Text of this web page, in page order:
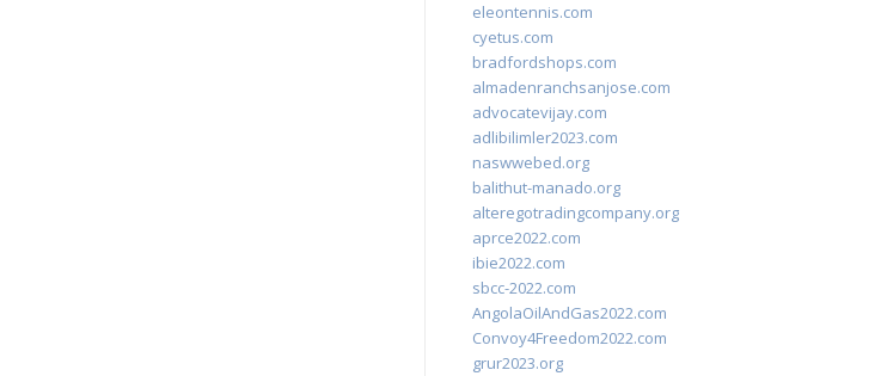
eleontennis.com
cyetus.com
bradfordshops.com
almadenranchsanjose.com
advocatevijay.com
adlibilimler2023.com
naswwebed.org
balithut-manado.org
alteregotradingcompany.org
aprce2022.com
ibie2022.com
sbcc-2022.com
AngolaOilAndGas2022.com
Convoy4Freedom2022.com
grur2023.org